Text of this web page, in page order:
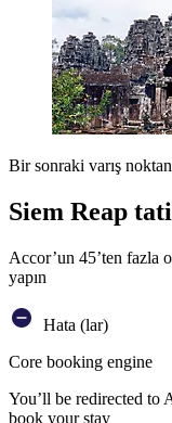
Bir sonraki varış
Siem Reap
Accor’un 45’ten fazla
yapın
Hata (lar)
Core booking engine
You’ll be redirected to
book your stay